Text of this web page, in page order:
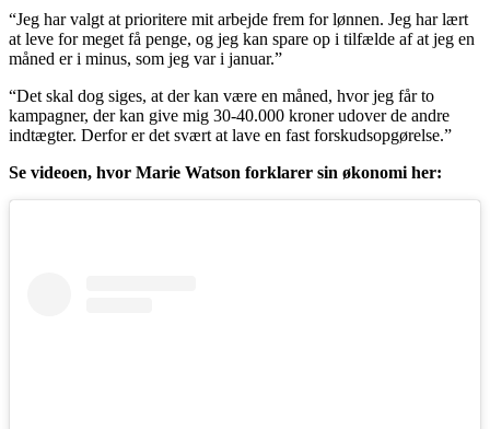
“Jeg har valgt at prioritere mit arbejde frem for lønnen. Jeg har lært
at leve for meget få penge, og jeg kan spare op i tilfælde af at jeg en
måned er i minus, som jeg var i januar.”
“Det skal dog siges, at der kan være en måned, hvor jeg får to
kampagner, der kan give mig 30-40.000 kroner udover de andre
indtægter. Derfor er det svært at lave en fast forskudsopgørelse.”
Se videoen, hvor Marie Watson forklarer sin økonomi her: